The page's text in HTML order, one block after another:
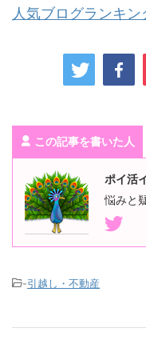
Ｆｉｇｉｃ（フィジック
サポートし、不動産会
準を提供してくれます
り、過去データに基づ
心者でも納得しながら学
直しや売却時の相談など
おり、長期的な安心感が
調べ、客観的な判断材
オピニオンは、自信を持
すめです。
利用者
人気ブログランキン
この記事を書いた人
ポイ活
悩みと
-引越し・不動産